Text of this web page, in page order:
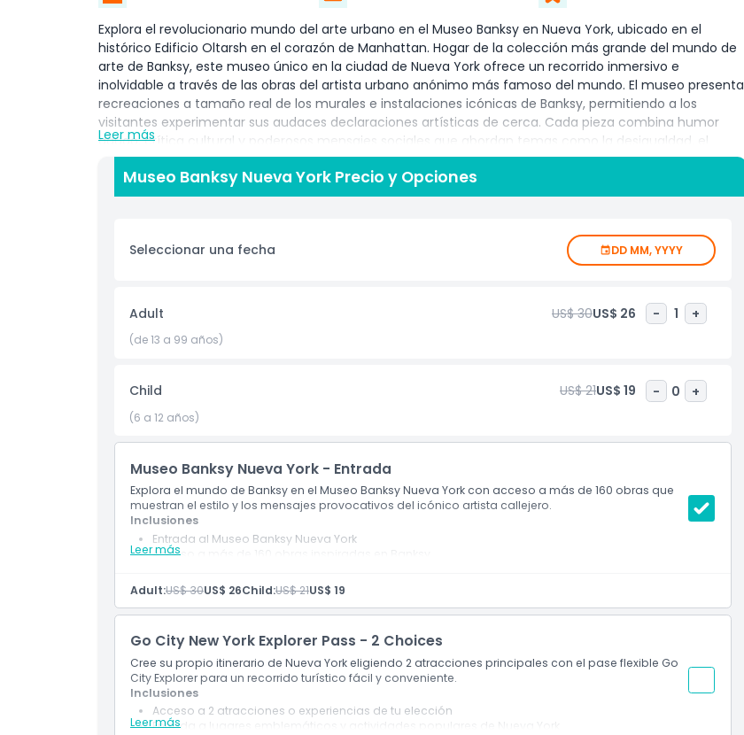
Explora el revolucionario mundo del arte urbano en el Museo Banksy en Nueva York, ubicado en el
histórico Edificio Oltarsh en el corazón de Manhattan. Hogar de la colección más grande del mundo de
arte de Banksy, este museo único en la ciudad de Nueva York ofrece un recorrido inmersivo e
inolvidable a través de las obras del artista urbano anónimo más famoso del mundo. El museo presenta
recreaciones a tamaño real de los murales e instalaciones icónicas de Banksy, permitiendo a los
visitantes experimentar sus audaces declaraciones artísticas de cerca. Cada pieza combina humor
agudo, crítica cultural y poderosos mensajes sociales que abordan temas como la desigualdad, el
consumismo, el malestar político y el medio ambiente. Ya seas un amante del arte, fan de la cultura
urbana o simplemente curioso por el estilo único y rebelde de Banksy, este museo ofrece una inmersión
profunda en la mente de una de las figuras más influyentes del arte contemporáneo. Con sus
NYC es una de las principales atracciones en Nueva York para entusiastas del arte y turistas por igual. No
pierdas la oportunidad de interactuar con el arte moderno de una manera dinámica y significativa.
Visita hoy el Museo Banksy en la ciudad de Nueva York y descubre la energía cruda y el mensaje detrás
Aspectos Destacados
Inclusiones
Política para Niños y Adultos
Exclusiones
Horario de Apertura
Cosas a Saber
Ubicación
Cómo Llegar
Leer más
Museo Banksy Nueva York Precio y Opciones
Seleccionar una fecha DD MM, YYYY
Adult US$ 30US$ 26 - 1 +
(de 13 a 99 años)
Child US$ 21US$ 19 - 0 +
(6 a 12 años)
Museo Banksy Nueva York - Entrada
Explora el mundo de Banksy en el Museo Banksy Nueva York con acceso a más de 160 obras que
muestran el estilo y los mensajes provocativos del icónico artista callejero.
Leer más
Inclusiones
Entrada al Museo Banksy Nueva York
Acceso a más de 160 obras inspiradas en Banksy
Descubre temas políticos, sociales y culturales a través del arte visual
Experiencia de museo autoguiada en Nueva York
Adult:US$ 30US$ 26Child:US$ 21US$ 19
Go City New York Explorer Pass - 2 Choices
Cree su propio itinerario de Nueva York eligiendo 2 atracciones principales con el pase flexible Go
City Explorer para un recorrido turístico fácil y conveniente.
Leer más
Inclusiones
Acceso a 2 atracciones o experiencias de tu elección
Entrada a lugares emblemáticos y actividades populares de Nueva York